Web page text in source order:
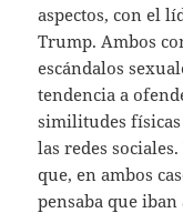
aspectos, con el
Trump. Ambos
escándalos
tendencia a
similitudes
las redes
que, en ambos
pensaba que